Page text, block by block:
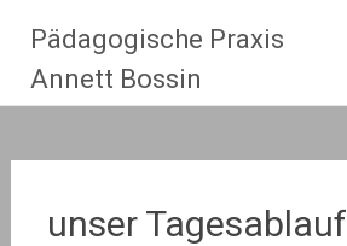
Inhalt
springen
Pädagogische Praxis
Annett Bossin
unser Tagesablauf